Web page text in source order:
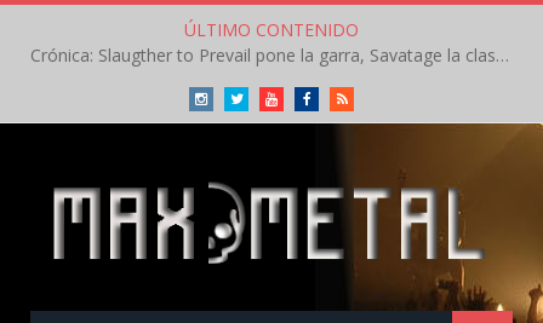
ÚLTIMO CONTENIDO
Crónica: Slaugther to Prevail pone la garra, Savatage la clase en la apertura del Leyendas del Rock – Miércoles – Agosto 2026
InstagramTwitterYoutubeFacebookRSS